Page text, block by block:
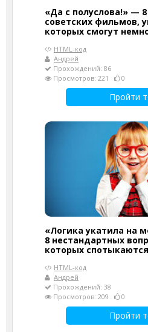
«Да с полуслова!» —
советских фильмов,
которых смогут
HTML-код
Андрей
Прохождений: 86
Просмотров: 221
0
Пройти
«Логика укатила на
8 нестандартных
которых
HTML-код
Андрей
Прохождений: 38
Просмотров: 209
0
Пройти